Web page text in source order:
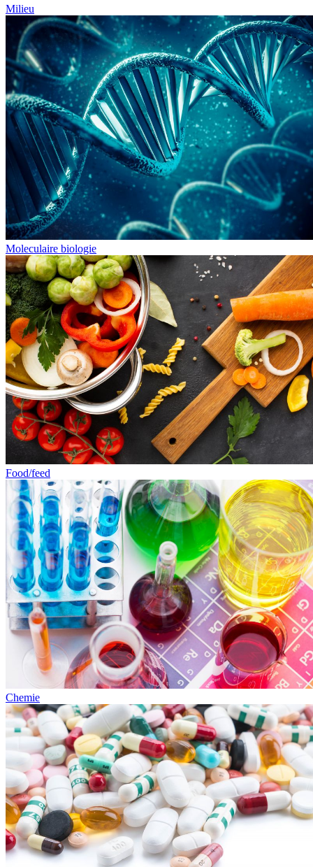
Milieu
Moleculaire biologie
Food/feed
Chemie